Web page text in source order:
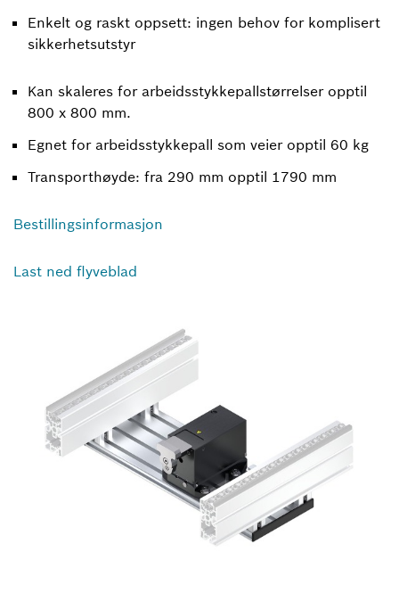
Enkelt og raskt oppsett: ingen behov for komplisert
sikkerhetsutstyr
Kan skaleres for arbeidsstykkepallstørrelser opptil
800 x 800 mm.
Egnet for arbeidsstykkepall som veier opptil 60 kg
Transporthøyde: fra 290 mm opptil 1790 mm
Bestillingsinformasjon
Last ned flyveblad